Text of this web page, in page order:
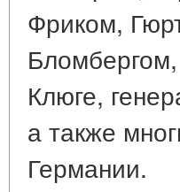
Фриком,
Клюге,
а также
Германии.